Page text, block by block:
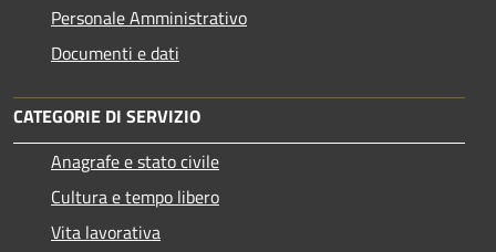
Personale Amministrativo
Documenti e dati
CATEGORIE DI SERVIZIO
Anagrafe e stato civile
Cultura e tempo libero
Vita lavorativa